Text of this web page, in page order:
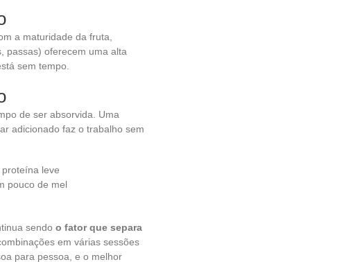
a maturidade da fruta,
passas) oferecem uma alta
sem tempo.
de ser absorvida. Uma
adicionado faz o trabalho sem
leve
pouco de mel
sendo o fator que separa
em várias sessões
para pessoa, e o melhor